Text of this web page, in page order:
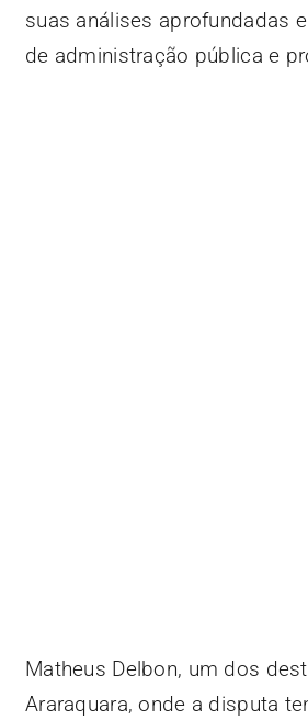
suas análises aprofundadas
de administração pública e
Matheus Delbon, um dos
Araraquara, onde a disputa